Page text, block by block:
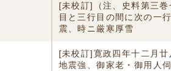
[未校訂]（注、史料第三
目と三行目の間に次の一
震、時ニ厳寒厚雪
[未校訂]寛政四年十二月
地震強、御家老・御用人